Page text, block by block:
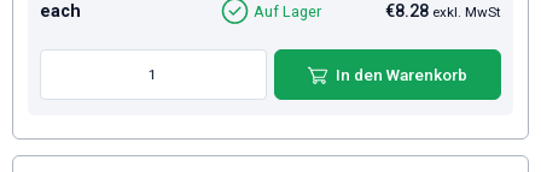
each €8.28 exkl. MwSt
Auf Lager
In den Warenkorb